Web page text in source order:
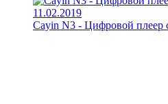
11.02.2019
Cayin N3 - Цифровой